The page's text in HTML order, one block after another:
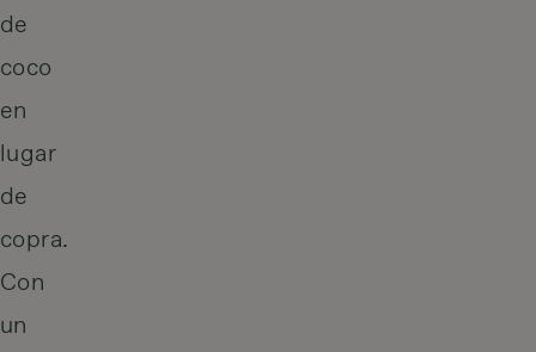
de
coco
en
lugar
de
copra.
Con
un